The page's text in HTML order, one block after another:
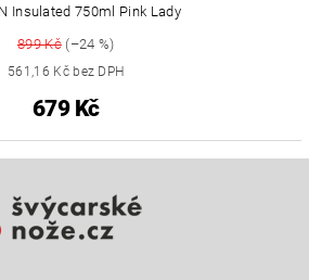
Insulated 750ml Pink Lady
899 Kč(–24 %)
561,16 Kč bez DPH
679 Kč